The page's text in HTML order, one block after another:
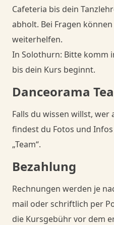
Cafeteria bis dein
abholt. Bei Fragen
weiterhelfen.
In Solothurn: Bitte komm
bis dein Kurs beginnt.
Danceorama
Falls du wissen willst, wer
findest du Fotos und
„Team“.
Bezahlung
Rechnungen werden je
mail oder schriftlich per
die Kursgebühr vor dem